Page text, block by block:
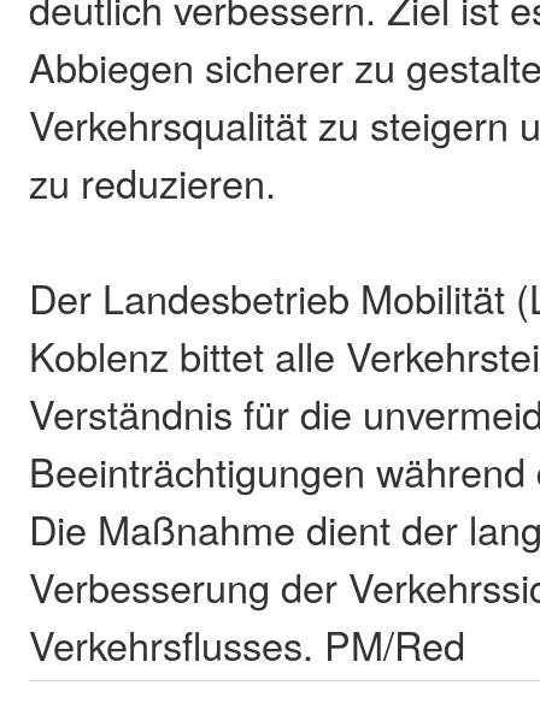
Abbiegen sicherer zu
Verkehrsqualität zu steigern
zu reduzieren.
Der Landesbetrieb Mobilität
Koblenz bittet alle
Verständnis für die
Beeinträchtigungen
Die Maßnahme dient der
Verbesserung der
Verkehrsflusses. PM/Red